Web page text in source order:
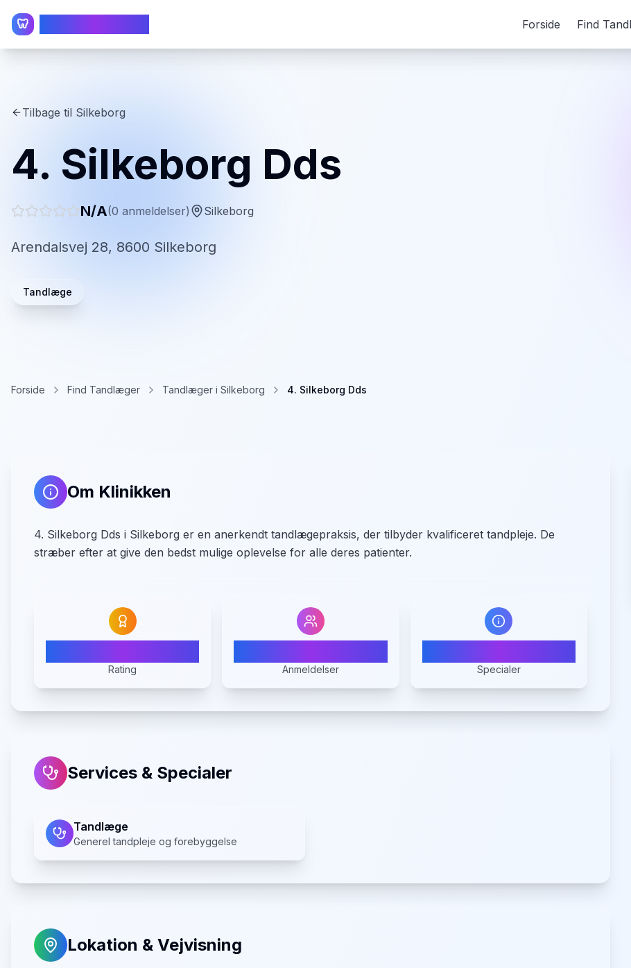
🦷 Forside Find
Tilbage til Silkeborg
4. Silkeborg Dds
N/A(0 anmeldelser) Silkeborg
Arendalsvej 28, 8600 Silkeborg
Tandlæge
Forside Find Tandlæger Tandlæger i Silkeborg 4. Silkeborg Dds
Om Klinikken
4. Silkeborg Dds i Silkeborg er en anerkendt tandlægepraksis, der tilbyder kvalificeret tandpleje. De
stræber efter at give den bedst mulige oplevelse for alle deres patienter.
Rating Anmeldelser Specialer
Services & Specialer
Tandlæge
Generel tandpleje og forebyggelse
Lokation & Vejvisning